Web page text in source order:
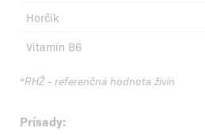
Horčík
Vitamín B6
*RHŽ - referenčná hodnota živín
Prísady: